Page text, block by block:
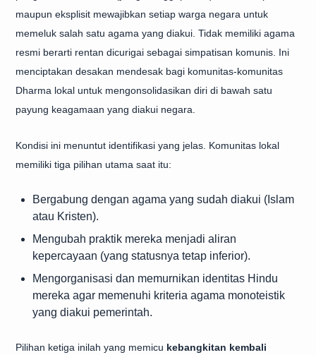
maupun eksplisit mewajibkan setiap warga negara untuk
memeluk salah satu agama yang diakui. Tidak memiliki agama
resmi berarti rentan dicurigai sebagai simpatisan komunis. Ini
menciptakan desakan mendesak bagi komunitas-komunitas
Dharma lokal untuk mengonsolidasikan diri di bawah satu
payung keagamaan yang diakui negara.
Kondisi ini menuntut identifikasi yang jelas. Komunitas lokal
memiliki tiga pilihan utama saat itu:
Bergabung dengan agama yang sudah diakui (Islam
atau Kristen).
Mengubah praktik mereka menjadi aliran
kepercayaan (yang statusnya tetap inferior).
Mengorganisasi dan memurnikan identitas Hindu
mereka agar memenuhi kriteria agama monoteistik
yang diakui pemerintah.
Pilihan ketiga inilah yang memicu kebangkitan kembali